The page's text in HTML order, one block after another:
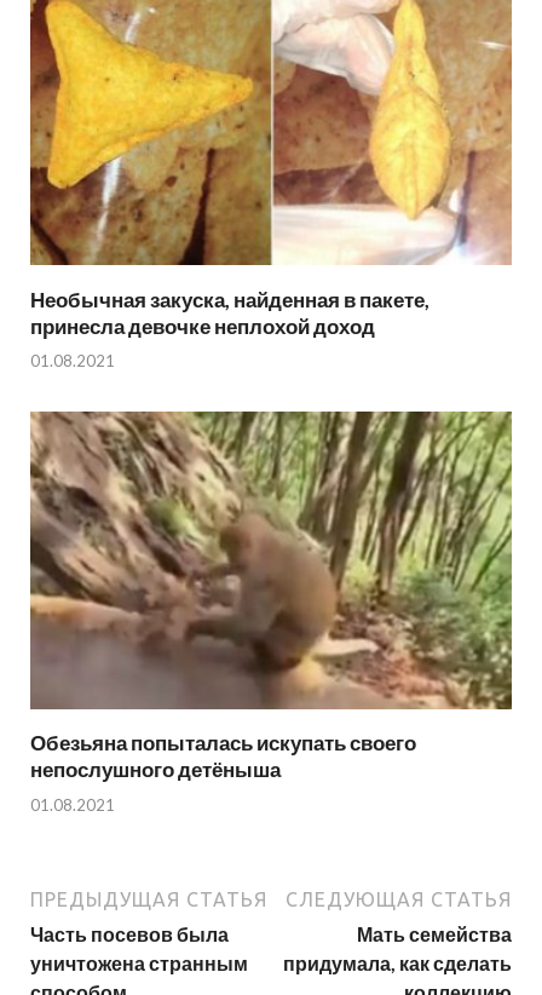
Необычная закуска, найденная в пакете,
принесла девочке неплохой доход
01.08.2021
Обезьяна попыталась искупать своего
непослушного детёныша
01.08.2021
ПРЕДЫДУЩАЯ СТАТЬЯ
Часть посевов была
уничтожена странным
СЛЕДУЮЩАЯ СТАТЬЯ
Мать семейства
придумала, как сделать